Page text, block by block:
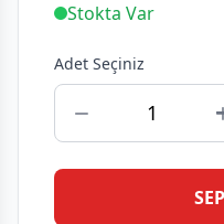
Stokta Var
Adet Seçiniz